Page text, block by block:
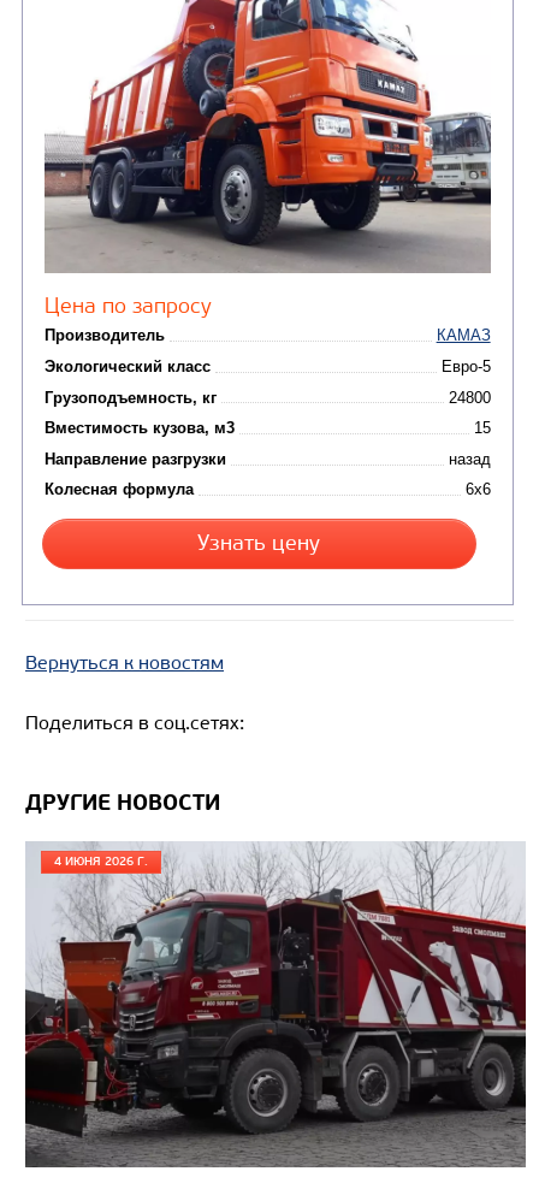
Производитель
Экологический класс
Грузоподъемность, кг
Вместимость кузова, м3
Направление разгрузки
Колесная формула
САМОСВАЛ КАМАЗ-65801
Цена по запросу
Производитель
Экологический класс
Грузоподъемность, кг
Вместимость кузова, м3
Направление разгрузки
Колесная формула
Вернуться к новостям
Поделиться в соц.сетях:
ДРУГИЕ НОВОСТИ
4 ИЮНЯ 2026 Г.